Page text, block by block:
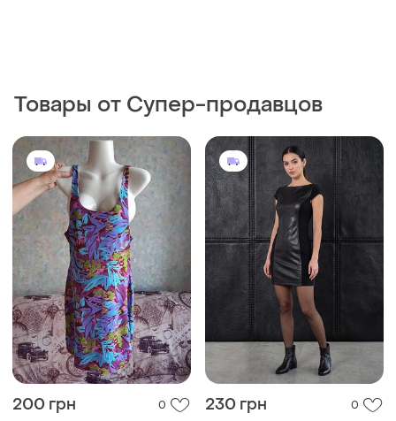
Товары от Супер-продавцов
200 грн 0 230 грн 0